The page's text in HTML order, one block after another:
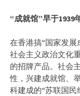
“成就馆”早于1939
在香港搞“国家发展
社会主义政治文化
的招牌产品。社会
性，兴建成就馆、
科建成的“苏联国民